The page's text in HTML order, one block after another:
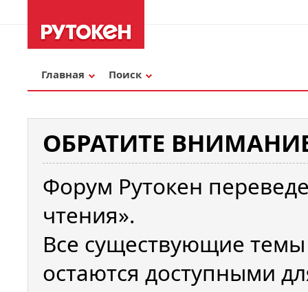
Главная Поиск
ОБРАТИТЕ
Форум Рутокен
чтения».
Все существующие
остаются доступными